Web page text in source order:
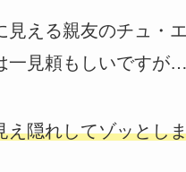
える親友のチュ・エ
一見頼もしいですが
え隠れしてゾッとし